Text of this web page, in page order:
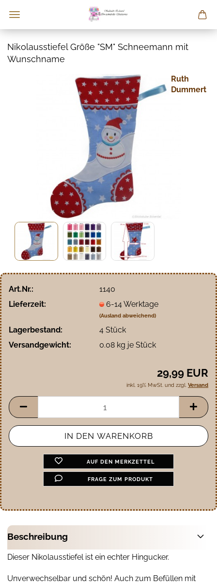
Nikolausstiefel Größe "SM" Schneemann mit
Wunschname
Ruth
Dummert
Art.Nr.:
1140
Lieferzeit:
6-14 Werktage
(Ausland abweichend)
Lagerbestand: 4 Stück
Versandgewicht:
0.08kg je Stück
29,99 EUR
inkl. 19% MwSt. und zzgl. Versand
AUF DEN MERKZETTEL
FRAGE ZUM PRODUKT
Beschreibung
Dieser Nikolausstiefel ist ein echter Hingucker.
Unverwechselbar und schön! Auch zum Befüllen mit